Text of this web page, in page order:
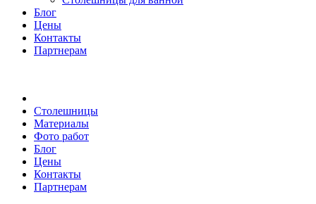
Блог
Цены
Контакты
Партнерам
Столешницы
Материалы
Фото работ
Блог
Цены
Контакты
Партнерам